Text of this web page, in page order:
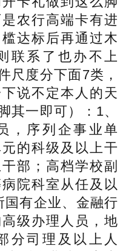
农行高端卡有进
达标后再通过木
联系了也办不上
尺度分下面7类，
说不定本人的天
其一即可）：1、
，序列企事业单
的科级及以上干
部；高档学校副
院科室从任及以
国有企业、金融行
级办理人员，地
分司理及以上人